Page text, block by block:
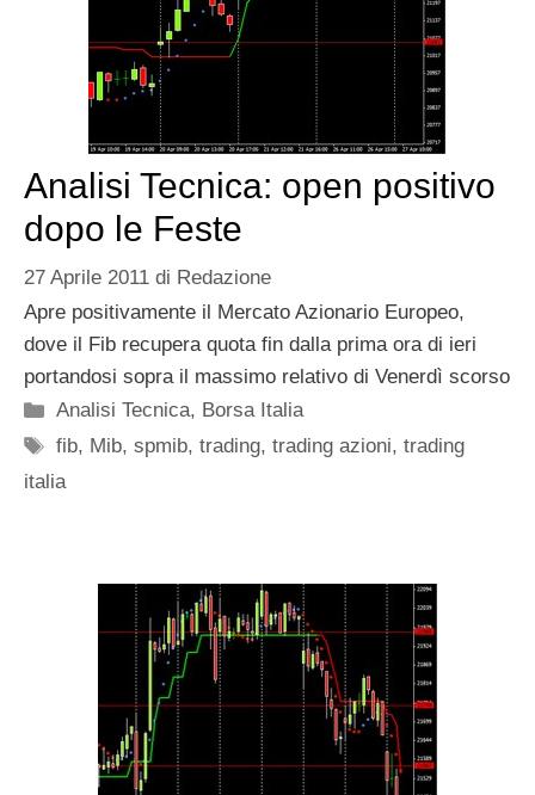
Analisi Tecnica: open positivo
dopo le Feste
27 Aprile 2011 di Redazione
Apre positivamente il Mercato Azionario Europeo,
dove il Fib recupera quota fin dalla prima ora di ieri
portandosi sopra il massimo relativo di Venerdì scorso
Categorie
Analisi Tecnica, Borsa Italia
Tag
fib, Mib,spmib,trading,trading azioni,trading
italia